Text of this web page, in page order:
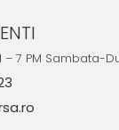
– 7 PM Sambata-